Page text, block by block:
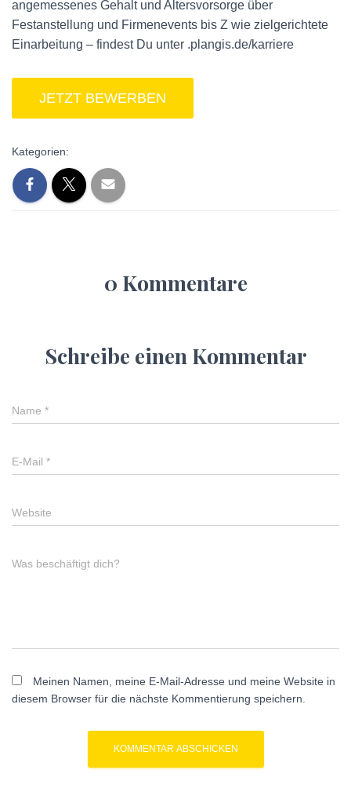
angemessenes Gehalt und Altersvorsorge über
Festanstellung und Firmenevents bis Z wie zielgerichtete
Einarbeitung – findest Du unter .plangis.de/karriere
Kategorien:
0 Kommentare
Schreibe einen Kommentar
Name *
E-Mail *
Website
Was beschäftigt dich?
Meinen Namen, meine E-Mail-Adresse und meine Website in
diesem Browser für die nächste Kommentierung speichern.